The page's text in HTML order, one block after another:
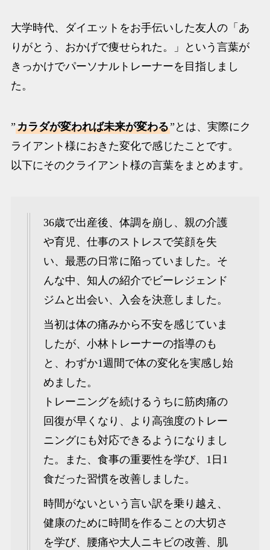
大学時代、ダイエットをお手伝いした友人の「あ
りがとう、おかげで痩せられた。」という言葉が
きっかけでパーソナルトレーナーを目指しまし
た。
”カラダが変われば未来が変わる”とは、実際にク
ライアント様におきた変化で感じたことです。
以下にそのクライアント様の言葉をまとめます。
36歳で出産後、体調を崩し、親の介護
や育児、仕事のストレスで笑顔を失
い、最悪の日常に陥っていました。そ
んな中、知人の紹介でビーレジェンド
ジムと出会い、入会を決意しました。
当初は体の痛みから不安を感じていま
したが、小林トレーナーの指導のも
と、わずか1週間で体の変化を実感し始
めました。
トレーニングを続けるうちに筋肉痛の
回復が早くなり、より高強度のトレー
ニングにも対応できるようになりまし
た。また、食事の重要性を学び、1日1
食だった習慣を改善しました。
時間がないという言い訳を乗り越え、
健康のために時間を作ることの大切さ
を学び、腰痛や大人ニキビの改善、肌